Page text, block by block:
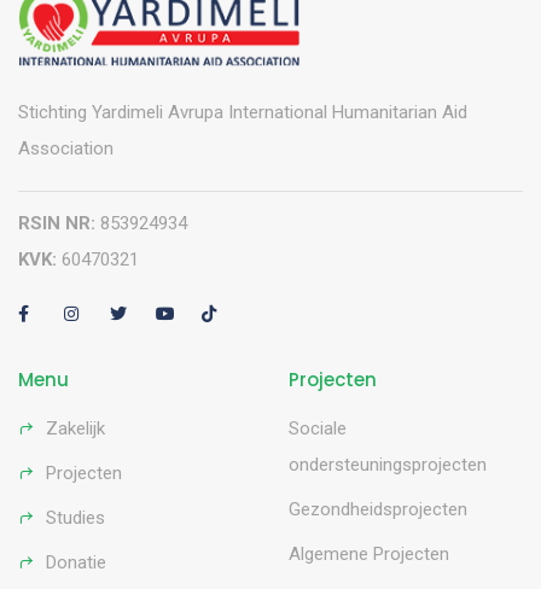
Stichting Yardimeli Avrupa International Humanitarian Aid
Association
RSIN NR: 853924934
KVK: 60470321
Menu
Zakelijk
Projecten
Studies
Donatie
Projecten
Sociale
ondersteuningsprojecten
Gezondheidsprojecten
Algemene Projecten